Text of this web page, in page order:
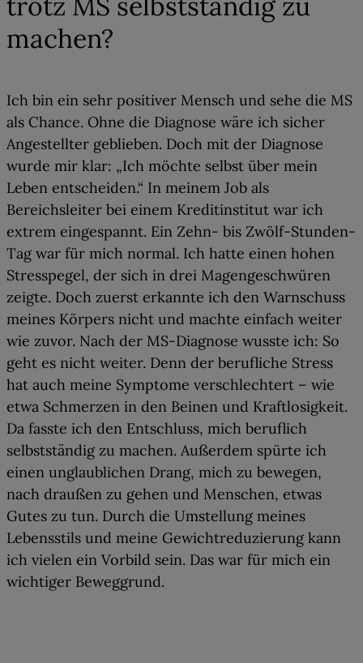
machen?
Ich bin ein sehr positiver Mensch und sehe die MS
als Chance. Ohne die Diagnose wäre ich sicher
Angestellter geblieben. Doch mit der Diagnose
wurde mir klar: „Ich möchte selbst über mein
Leben entscheiden.“ In meinem Job als
Bereichsleiter bei einem Kreditinstitut war ich
extrem eingespannt. Ein Zehn- bis Zwölf-Stunden-
Tag war für mich normal. Ich hatte einen hohen
Stresspegel, der sich in drei Magengeschwüren
zeigte. Doch zuerst erkannte ich den Warnschuss
meines Körpers nicht und machte einfach weiter
wie zuvor. Nach der MS-Diagnose wusste ich: So
geht es nicht weiter. Denn der berufliche Stress
hat auch meine Symptome verschlechtert – wie
etwa Schmerzen in den Beinen und Kraftlosigkeit.
Da fasste ich den Entschluss, mich beruflich
selbstständig zu machen. Außerdem spürte ich
einen unglaublichen Drang, mich zu bewegen,
nach draußen zu gehen und Menschen, etwas
Gutes zu tun. Durch die Umstellung meines
Lebensstils und meine Gewichtreduzierung kann
ich vielen ein Vorbild sein. Das war für mich ein
wichtiger Beweggrund.